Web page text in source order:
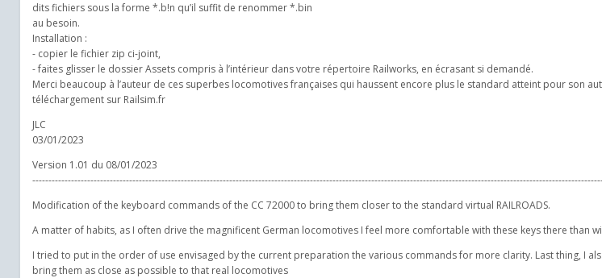
dits fichiers sous la forme *.b!n qu’il suffit de renommer *.bin
au besoin.
Installation :
- copier le fichier zip ci-joint,
- faites glisser le dossier Assets compris à l’intérieur dans votre répertoire Railworks, en écrasant si demandé.
Merci beaucoup à l’auteur de ces superbes locomotives françaises qui haussent encore plus le standard atteint pour son
téléchargement sur Railsim.fr
JLC
03/01/2023
Version 1.01 du 08/01/2023
Modification of the keyboard commands of the CC 72000 to bring them closer to the standard virtual RAILROADS.
A matter of habits, as I often drive the magnificent German locomotives I feel more comfortable with these keys there than
I tried to put in the order of use envisaged by the current preparation the various commands for more clarity. Last thing, I
bring them as close as possible to that real locomotives